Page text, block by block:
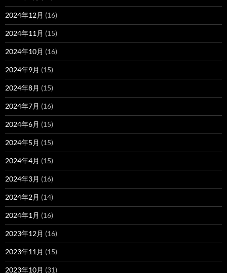
2024年12月 (16)
2024年11月 (15)
2024年10月 (16)
2024年9月 (15)
2024年8月 (15)
2024年7月 (16)
2024年6月 (15)
2024年5月 (15)
2024年4月 (15)
2024年3月 (16)
2024年2月 (14)
2024年1月 (16)
2023年12月 (16)
2023年11月 (15)
2023年10月 (31)